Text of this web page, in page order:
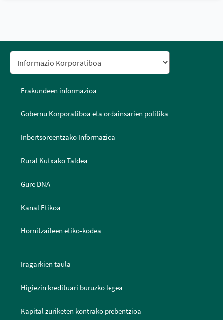
Erakundeen informazioa
Gobernu Korporatiboa eta ordainsarien politika
Inbertsoreentzako Informazioa
Rural Kutxako Taldea
Gure DNA
Kanal Etikoa
Hornitzaileen etiko-kodea
Iragarkien taula
Higiezin kredituari buruzko legea
Kapital zuriketen kontrako prebentzioa